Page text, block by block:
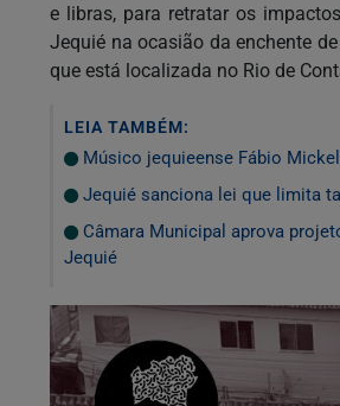
e libras, para retratar os
Jequié na ocasião da enchente
que está localizada no Rio de
LEIA TAMBÉM:
Músico jequieense Fábio
Jequié sanciona lei que limita
Câmara Municipal aprova
Jequié